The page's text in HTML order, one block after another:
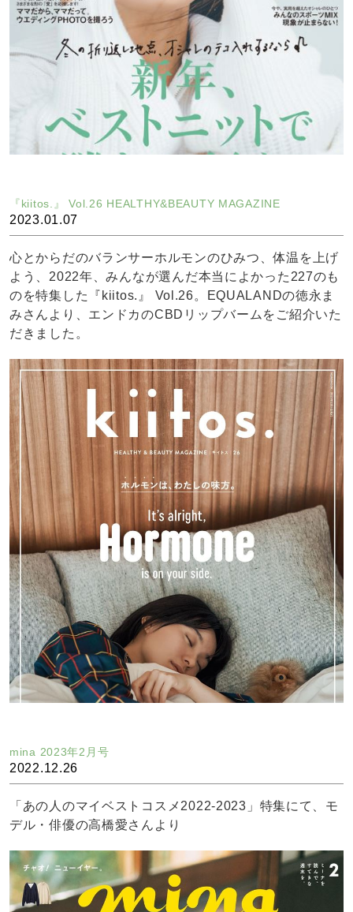
『kiitos.』 Vol.26 HEALTHY&BEAUTY MAGAZINE
2023.01.07
心とからだのバランサーホルモンのひみつ、体温を上げ
よう、2022年、みんなが選んだ本当によかった227のも
のを特集した『kiitos.』 Vol.26。EQUALANDの徳永ま
みさんより、エンドカのCBDリップバームをご紹介いた
だきました。
mina 2023年2月号
2022.12.26
「あの人のマイベストコスメ2022-2023」特集にて、モ
デル・俳優の高橋愛さんより